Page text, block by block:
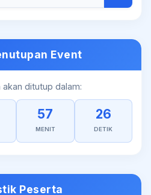
Event
akan ditutup dalam:
57
MENIT
26
DETIK
Peserta